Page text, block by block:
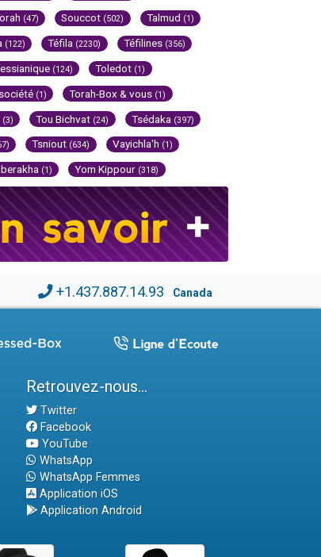
(47) Souccot (502) Talmud (1)
(122) Téfila (2230) Téfilines (356)
(124) Toledot (1)
(1) Torah-Box & vous (1)
(3) Tou Bichvat (24) Tsédaka (397)
Tsniout (634) Vayichla'h (1)
(1) Yom Kippour (318)
+1.437.887.14.93 Canada
Retrouvez-nous...
Twitter
Facebook
YouTube
WhatsApp
WhatsApp Femmes
Application iOS
Application Android